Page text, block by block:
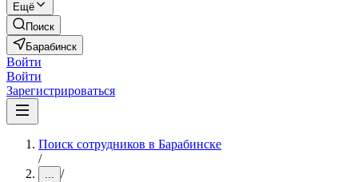
Ещё
Поиск
Барабинск
Войти
Войти
Зарегистрироваться
Поиск сотрудников в Барабинске
/
... /